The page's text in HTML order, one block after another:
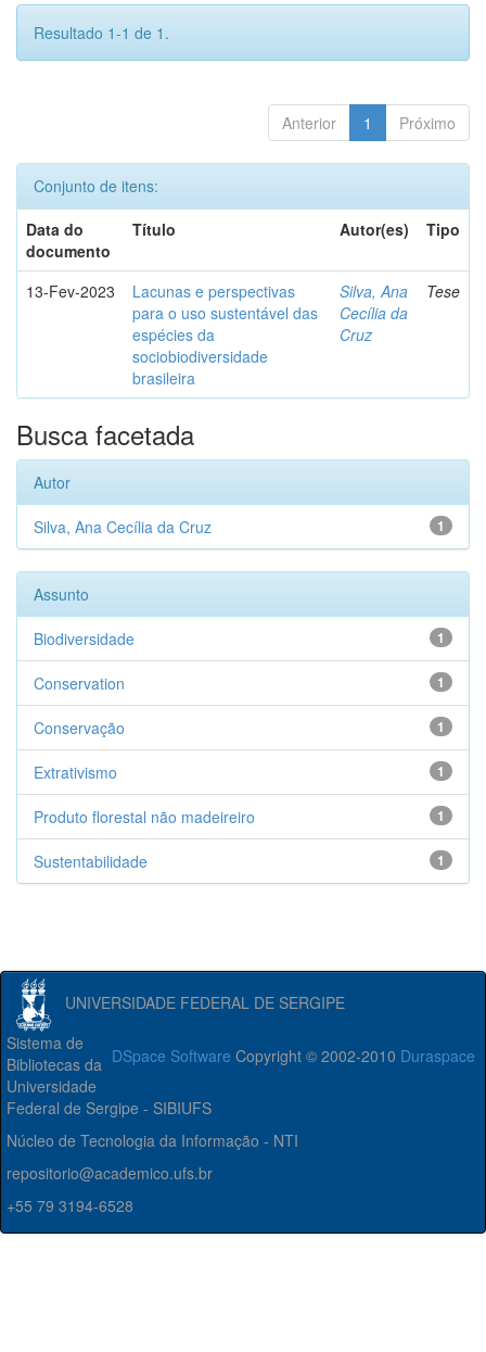
Resultado 1-1 de 1.
Anterior 1 Próximo
Conjunto de itens:
Data do
documento
Título Autor(es) Tipo
13-Fev-2023
Lacunas e perspectivas
para o uso sustentável das
espécies da
sociobiodiversidade
brasileira
Silva, Ana
Cecília da
Cruz
Tese
Busca facetada
Autor
1
Silva, Ana Cecília da Cruz
Assunto
1
Biodiversidade
1
Conservation
1
Conservação
1
Extrativismo
1
Produto florestal não madeireiro
1
Sustentabilidade
UNIVERSIDADE FEDERAL DE SERGIPE
DSpace Software Copyright © 2002-2010 Duraspace
Sistema de
Bibliotecas da
Universidade
Federal de Sergipe - SIBIUFS
Núcleo de Tecnologia da Informação - NTI
repositorio@academico.ufs.br
+55 79 3194-6528